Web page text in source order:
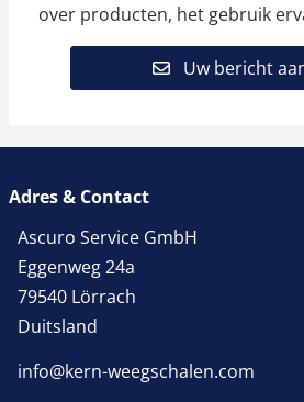
over producten, het gebruik
Uw bericht
Adres & Contact
Ascuro Service GmbH
Eggenweg 24a
79540 Lörrach
Duitsland
info@kern-weegschalen.com